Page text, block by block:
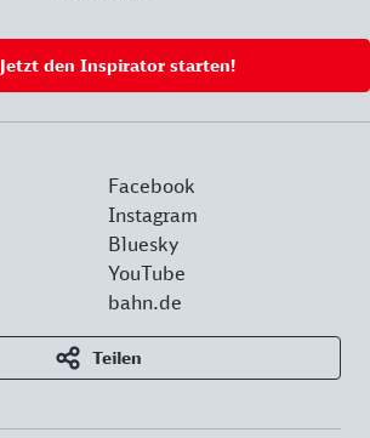
Jetzt den Inspirator starten!
Facebook
Instagram
Bluesky
YouTube
bahn.de
Teilen